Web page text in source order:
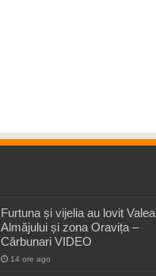
Furtuna și vijelia au lovit Valea
Almăjului și zona Oravița –
Cărbunari VIDEO
14 ore ago